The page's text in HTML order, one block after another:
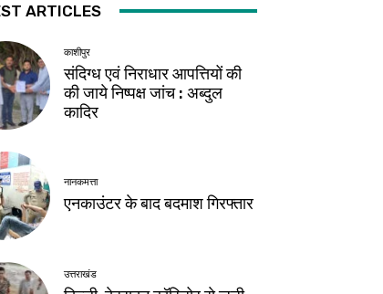
ARTICLES
काशीपुर
संदिग्ध एवं निराधार आपत्तियों की
की जाये निष्पक्ष जांच : अब्दुल
कादिर
नानकमत्ता
एनकाउंटर के बाद बदमाश गिरफ्तार
उत्तराखंड